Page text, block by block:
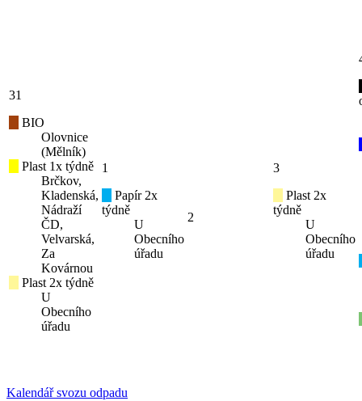
31
BIO
Olovnice
(Mělník)
Plast 1x týdně
Brčkov,
Kladenská,
Nádraží
ČD,
Velvarská,
Za
Kovárnou
Plast 2x týdně
U
Obecního
úřadu
1
Papír 2x
týdně
U
Obecního
úřadu
2
3
Plast 2x
týdně
U
Obecního
úřadu
Kalendář svozu odpadu